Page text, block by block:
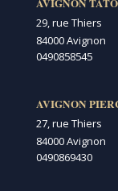
29, rue Thiers
84000 Avignon
0490858545
AVIGNON
27, rue Thiers
84000 Avignon
0490869430